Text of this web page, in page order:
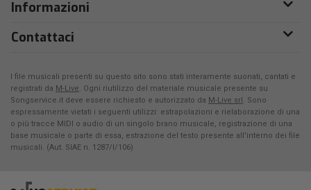
Informazioni
Contattaci
I file musicali presenti su questo sito sono stati interamente suonati, cantati e
registrati da M-Live. Ogni riutilizzo del materiale musicale presente su
Songservice.it deve essere richiesto e autorizzato da M-Live srl . Sono
espressamente vietati i seguenti utilizzi: estrapolazioni e rielaborazione di una
o più tracce MIDI o audio di un singolo brano musicale, registrazione di una
base musicale o parte di essa, estrazione del testo presente all'interno dei file
musicali. (Aut. SIAE n. 1287/I/106)